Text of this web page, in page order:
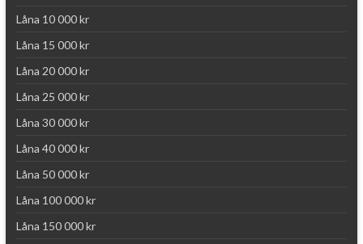
Låna 10 000 kr
Låna 15 000 kr
Låna 20 000 kr
Låna 25 000 kr
Låna 30 000 kr
Låna 40 000 kr
Låna 50 000 kr
Låna 100 000 kr
Låna 150 000 kr